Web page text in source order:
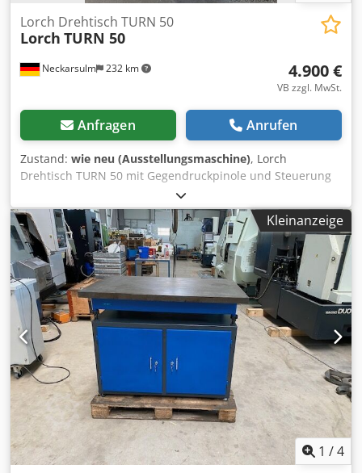
Neckarsulm 232 km
Lorch Drehtisch TURN 50
Lorch TURN 50
4.900 €
VB zzgl. MwSt.
Anfragen Anrufen
Zustand: wie neu (Ausstellungsmaschine), Lorch
Drehtisch TURN 50 mit Gegendruckpinole und Steuerung
Kleinanzeige
1 /4